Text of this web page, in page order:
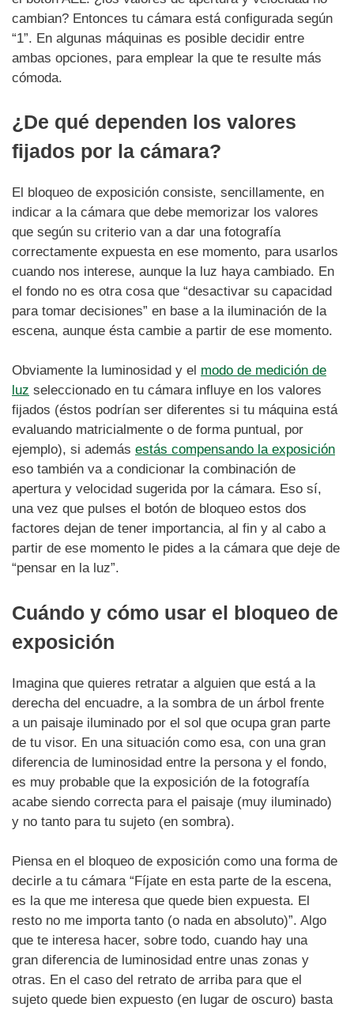
cambian? Entonces tu cámara está configurada según
“1”. En algunas máquinas es posible decidir entre
ambas opciones, para emplear la que te resulte más
cómoda.
¿De qué dependen los valores
fijados por la cámara?
El bloqueo de exposición consiste, sencillamente, en
indicar a la cámara que debe memorizar los valores
que según su criterio van a dar una fotografía
correctamente expuesta en ese momento, para usarlos
cuando nos interese, aunque la luz haya cambiado. En
el fondo no es otra cosa que “desactivar su capacidad
para tomar decisiones” en base a la iluminación de la
escena, aunque ésta cambie a partir de ese momento.
Obviamente la luminosidad y el modo de medición de
luz seleccionado en tu cámara influye en los valores
fijados (éstos podrían ser diferentes si tu máquina está
evaluando matricialmente o de forma puntual, por
ejemplo), si además estás compensando la exposición
eso también va a condicionar la combinación de
apertura y velocidad sugerida por la cámara. Eso sí,
una vez que pulses el botón de bloqueo estos dos
factores dejan de tener importancia, al fin y al cabo a
partir de ese momento le pides a la cámara que deje de
“pensar en la luz”.
Cuándo y cómo usar el bloqueo de
exposición
Imagina que quieres retratar a alguien que está a la
derecha del encuadre, a la sombra de un árbol frente
a un paisaje iluminado por el sol que ocupa gran parte
de tu visor. En una situación como esa, con una gran
diferencia de luminosidad entre la persona y el fondo,
es muy probable que la exposición de la fotografía
acabe siendo correcta para el paisaje (muy iluminado)
y no tanto para tu sujeto (en sombra).
Piensa en el bloqueo de exposición como una forma de
decirle a tu cámara “Fíjate en esta parte de la escena,
es la que me interesa que quede bien expuesta. El
resto no me importa tanto (o nada en absoluto)”. Algo
que te interesa hacer, sobre todo, cuando hay una
gran diferencia de luminosidad entre unas zonas y
otras. En el caso del retrato de arriba para que el
sujeto quede bien expuesto (en lugar de oscuro) basta